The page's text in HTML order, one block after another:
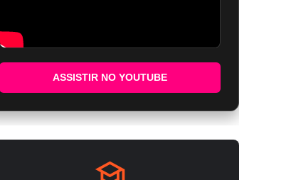
ASSISTIR NO YOUTUBE